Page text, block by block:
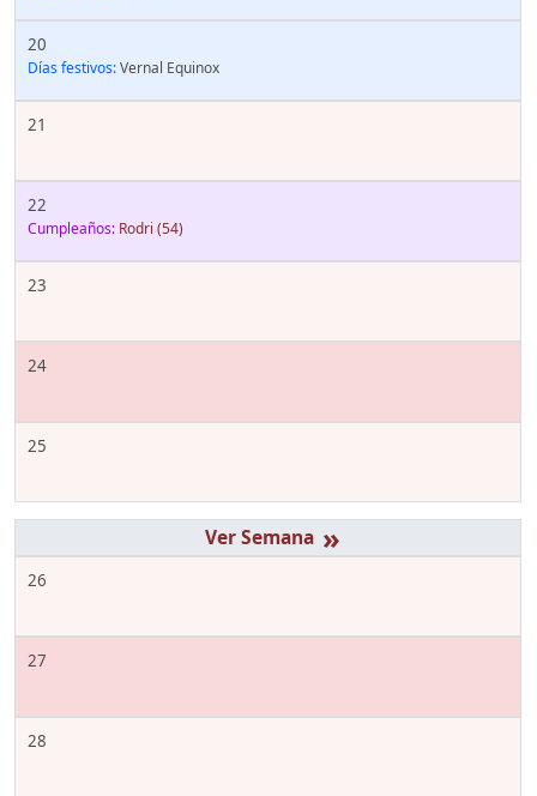
20
Días festivos:Vernal Equinox
21
22
Cumpleaños: Rodri (54)
23
24
25
»
26
27
28